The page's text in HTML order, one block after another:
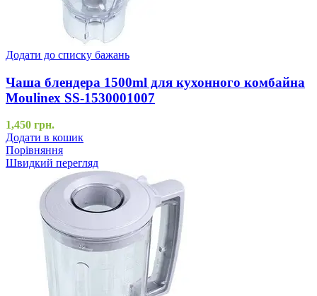
Додати до списку бажань
Чаша блендера 1500ml для кухонного комбайна
Moulinex SS-1530001007
1,450 грн.
Додати в кошик
Порівняння
Швидкий перегляд